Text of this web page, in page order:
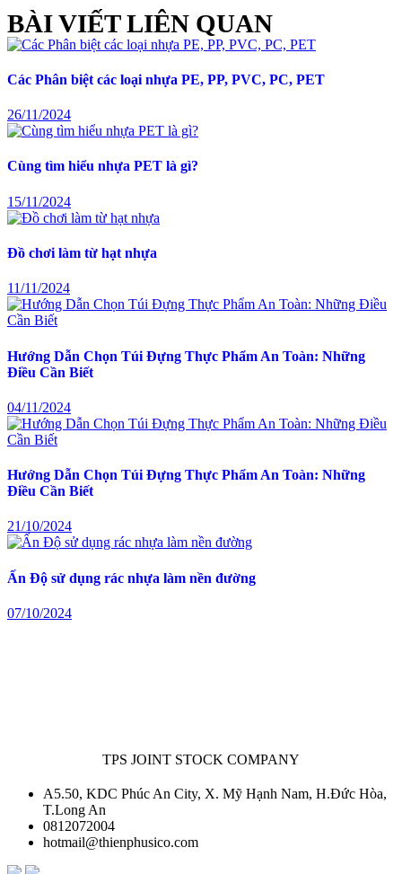
BÀI VIẾT LIÊN QUAN
Các Phân biệt các loại nhựa PE, PP, PVC, PC, PET
26/11/2024
Cùng tìm hiểu nhựa PET là gì?
15/11/2024
Đồ chơi làm từ hạt nhựa
11/11/2024
Hướng Dẫn Chọn Túi Đựng Thực Phẩm An Toàn: Những
Điều Cần Biết
04/11/2024
Hướng Dẫn Chọn Túi Đựng Thực Phẩm An Toàn: Những
Điều Cần Biết
21/10/2024
Ấn Độ sử dụng rác nhựa làm nền đường
07/10/2024
TPS JOINT STOCK COMPANY
A5.50, KDC Phúc An City, X. Mỹ Hạnh Nam, H.Đức Hòa,
T.Long An
0812072004
hotmail@thienphusico.com